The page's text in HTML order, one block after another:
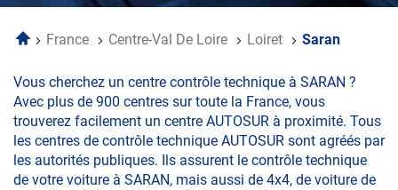
recherche
AUTOSUR
AccueilFrance Centre-Val De Loire Loiret Saran
Vous cherchez un centre contrôle technique à SARAN ?
Avec plus de 900 centres sur toute la France, vous
trouverez facilement un centre AUTOSUR à proximité. Tous
les centres de contrôle technique AUTOSUR sont agréés par
les autorités publiques. Ils assurent le contrôle technique
de votre voiture à SARAN, mais aussi de 4x4, de voiture de